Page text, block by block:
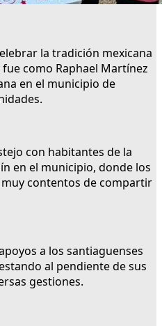
la tradición mexicana
como Raphael Martínez
en el municipio de
con habitantes de la
en el municipio, donde los
contentos de compartir
a los santiaguenses
al pendiente de sus
gestiones.